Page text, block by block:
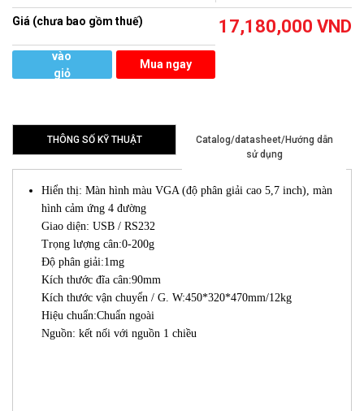
Giá (chưa bao gồm thuế) 17,180,000 VND
vào
giỏ
Mua ngay
THÔNG SỐ KỸ THUẬT
Catalog/datasheet/Hướng dẫn
sử dụng
Hiển thị: Màn hình màu VGA (độ phân giải cao 5,7 inch), màn
hình cảm ứng 4 đường
Giao diện: USB / RS232
Trọng lượng cân:0-200g
Độ phân giải:1mg
Kích thước đĩa cân:90mm
Kích thước vận chuyển / G. W:450*320*470mm/12kg
Hiệu chuẩn:Chuẩn ngoài
Nguồn: kết nối với nguồn 1 chiều